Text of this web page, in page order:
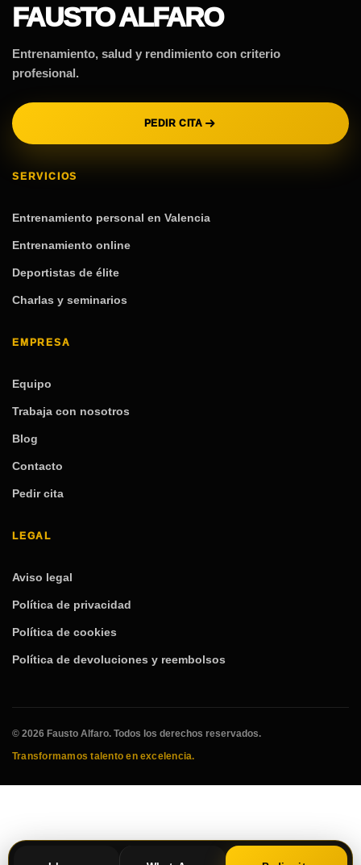
FAUSTO ALFARO
Entrenamiento, salud y rendimiento con criterio
profesional.
PEDIR CITA
SERVICIOS
Entrenamiento personal en Valencia
Entrenamiento online
Deportistas de élite
Charlas y seminarios
EMPRESA
Equipo
Trabaja con nosotros
Blog
Contacto
Pedir cita
LEGAL
Aviso legal
Política de privacidad
Política de cookies
Política de devoluciones y reembolsos
© 2026 Fausto Alfaro. Todos los derechos reservados.
Transformamos talento en excelencia.